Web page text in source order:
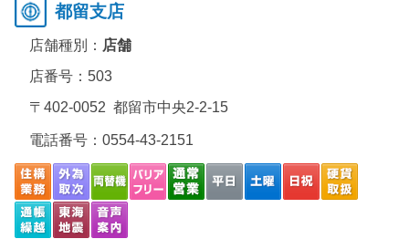
都留支店
店舗種別： 店舗
店番号：503
〒402-0052 都留市中央2-2-15
電話番号： 0554-43-2151